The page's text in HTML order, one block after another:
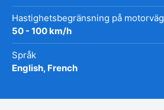
Hastighetsbegränsning på motorväg
50 - 100 km/h
Språk
English, French